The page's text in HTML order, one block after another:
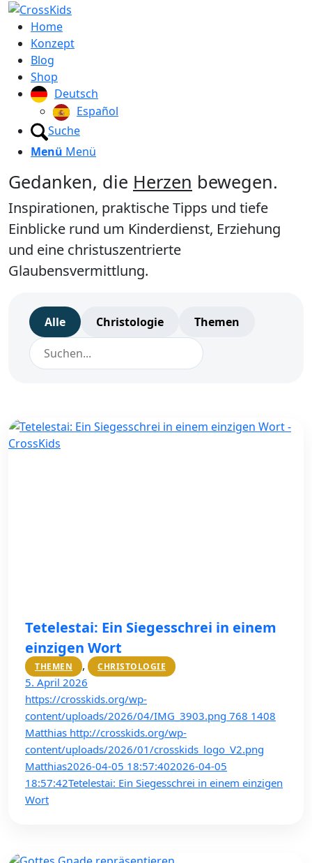
Home
Konzept
Blog
Shop
Deutsch
Español
Suche
Menü Menü
Gedanken, die Herzen bewegen.
Inspirationen, praktische Tipps und tiefe
Einblicke rund um Kinderdienst, Erziehung
und eine christuszentrierte
Glaubensvermittlung.
Alle Christologie Themen
Tetelestai: Ein Siegesschrei in einem
einzigen Wort
THEMEN , CHRISTOLOGIE
5. April 2026
https://crosskids.org/wp-
content/uploads/2026/04/IMG_3903.png 768 1408
Matthias http://crosskids.org/wp-
content/uploads/2026/01/crosskids_logo_V2.png
Matthias2026-04-05 18:57:402026-04-05
18:57:42Tetelestai: Ein Siegesschrei in einem einzigen
Wort